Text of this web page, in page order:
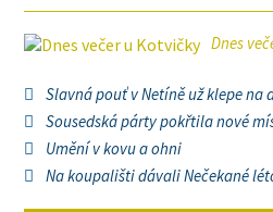
Dnes
Slavná pouť v Netíně už klepe na
Sousedská párty pokřtila nové
Umění v kovu a ohni
Na koupališti dávali Nečekané